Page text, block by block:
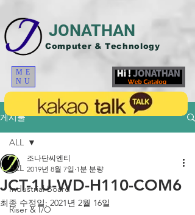
JONATHAN
Computer & Technology
ME
NU
게시물
ALL
Industrial Board
Riser & I/O
ALL
JCT-1U-WD-H110-COM6
조나단씨엔티
2019년 8월 7일 1분 분량
최종 수정일: 2021년 2월 16일